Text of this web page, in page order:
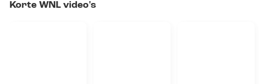
Korte WNL video's